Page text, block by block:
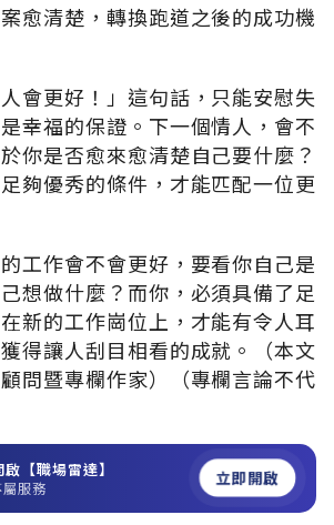
愈清楚，轉換跑道之後的成功機
會更好！」這句話，只能安慰失
幸福的保證。下一個情人，會不
你是否愈來愈清楚自己要什麼？
夠優秀的條件，才能匹配一位更
工作會不會更好，要看你自己是
想做什麼？而你，必須具備了足
新的工作崗位上，才能有令人耳
得讓人刮目相看的成就。（本文
問暨專欄作家）（專欄言論不代
【職場雷達】
服務 立即開啟